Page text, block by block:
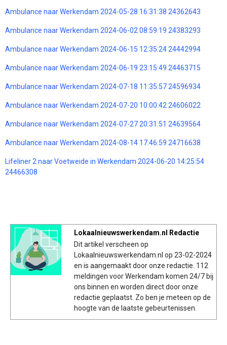
Ambulance naar Werkendam 2024-05-28 16:31:38 24362643
Ambulance naar Werkendam 2024-06-02 08:59:19 24383293
Ambulance naar Werkendam 2024-06-15 12:35:24 24442994
Ambulance naar Werkendam 2024-06-19 23:15:49 24463715
Ambulance naar Werkendam 2024-07-18 11:35:57 24596934
Ambulance naar Werkendam 2024-07-20 10:00:42 24606022
Ambulance naar Werkendam 2024-07-27 20:31:51 24639564
Ambulance naar Werkendam 2024-08-14 17:46:59 24716638
Lifeliner 2 naar Voetweide in Werkendam 2024-06-20 14:25:54
24466308
Lokaalnieuwswerkendam.nl Redactie
Dit artikel verscheen op
Lokaalnieuwswerkendam.nl op 23-02-2024
en is aangemaakt door onze redactie. 112
meldingen voor Werkendam komen 24/7 bij
ons binnen en worden direct door onze
redactie geplaatst. Zo ben je meteen op de
hoogte van de laatste gebeurtenissen.